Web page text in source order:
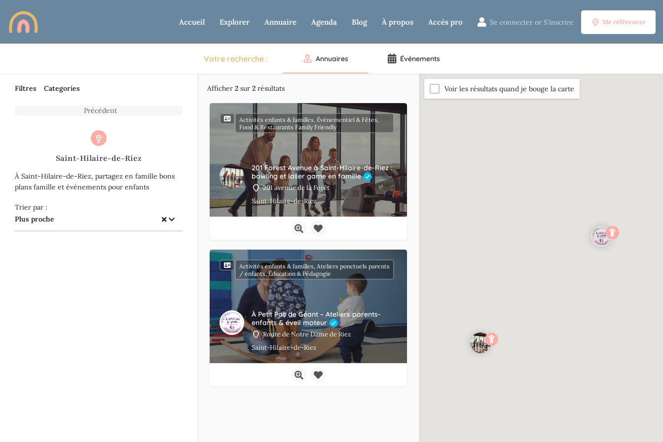
Accueil Explorer Annuaire Agenda Blog À propos Accès pro Se connecter or S'inscrire Me référencer
Votre recherche : Annuaires Événements
Filtres Categories
Précédent
Saint-Hilaire-de-Riez
À Saint-Hilaire-de-Riez, partagez en famille bons
plans famille et événements pour enfants
Plus proche
Trier par :
Afficher 2 sur 2 résultats
201 Forest Avenue à Saint-Hilaire-de-Riez :
bowling et laser game en famille
201 avenue de la Forêt
Saint-Hilaire-de-Riez
Activités enfants & familles, Événementiel & Fêtes,
Food & Restaurants Family Friendly
À Petit Pas de Géant – Ateliers parents-
enfants & éveil moteur
Route de Notre Dame de Riez
Saint-Hilaire-de-Riez
Activités enfants & familles, Ateliers ponctuels parents
/ enfants, Éducation & Pédagogie
Voir les résultats quand je bouge la carte